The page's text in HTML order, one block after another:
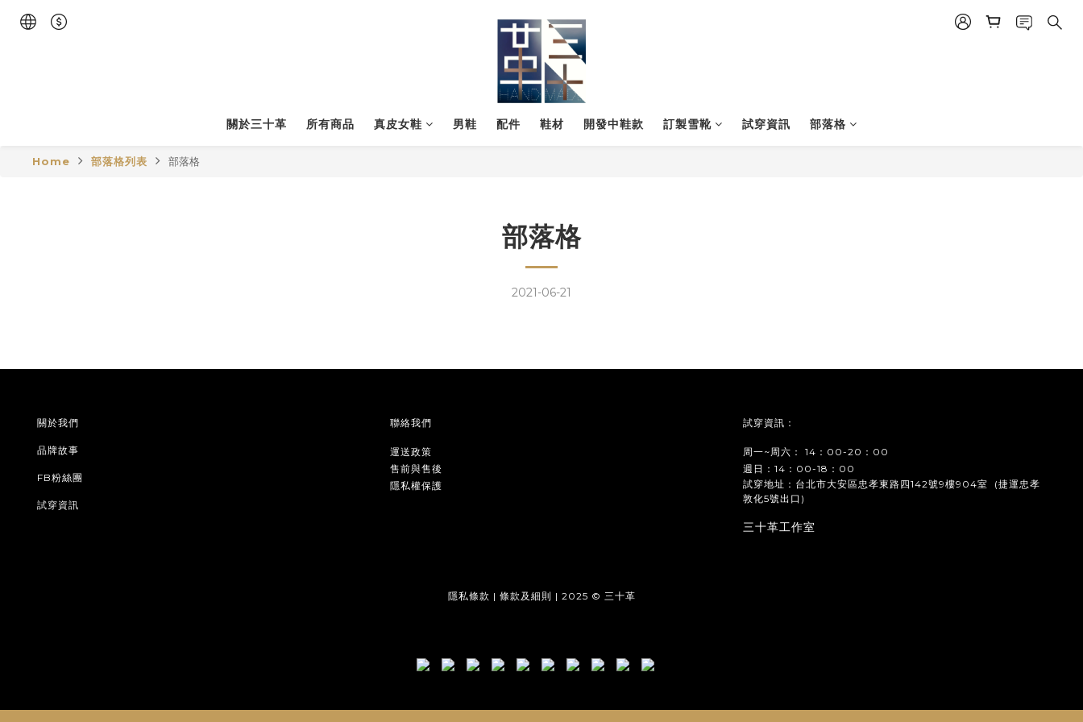
關於三十革 所有商品 真皮女鞋 男鞋 配件 鞋材 開發中鞋款 訂製雪靴 試穿資訊 部落格
Home 部落格列表 部落格
部落格
2021-06-21
關於我們
品牌故事
FB粉絲團
試穿資訊
聯絡我們
運送政策
售前與售後
隱私權保護
試穿資訊：
周一~周六： 14：00-20：00
週日：14：00-18：00
試穿地址：台北市大安區忠孝東路四142號9樓904室 (捷運忠孝
敦化5號出口)
三十革工作室
隱私條款 | 條款及細則 | 2025 © 三十革